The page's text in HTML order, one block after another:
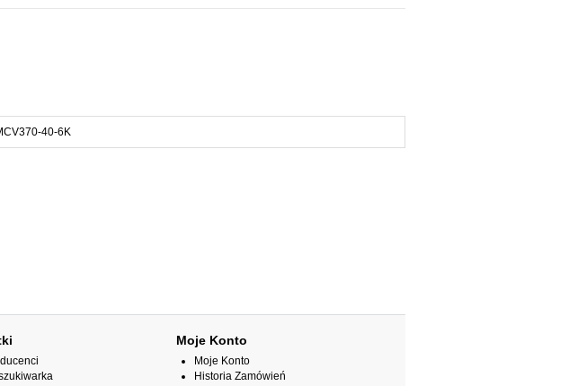
40-6K
Moje Konto
Moje Konto
Historia Zamówień